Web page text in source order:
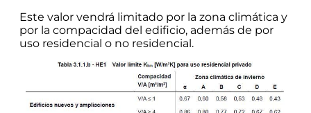
Este valor vendrá limitado por la zona climática y
por la compacidad del edificio, además de por
uso residencial o no residencial.